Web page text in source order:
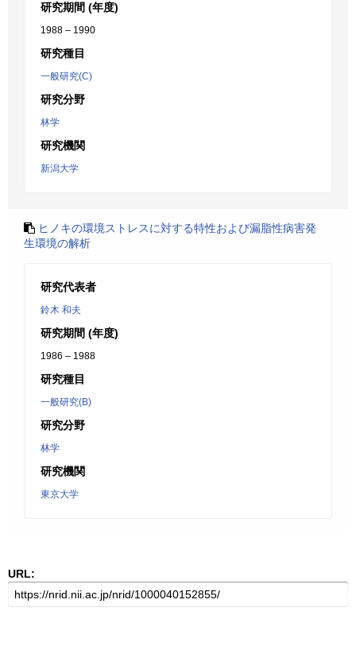
研究期間 (年度)
1988 – 1990
研究種目
一般研究(C)
研究分野
林学
研究機関
新潟大学
ヒノキの環境ストレスに対する特性および漏脂性病害発
生環境の解析
研究代表者
鈴木 和夫
研究期間 (年度)
1986 – 1988
研究種目
一般研究(B)
研究分野
林学
研究機関
東京大学
URL: